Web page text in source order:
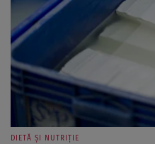
DIETĂ ȘI NUTRIȚIE